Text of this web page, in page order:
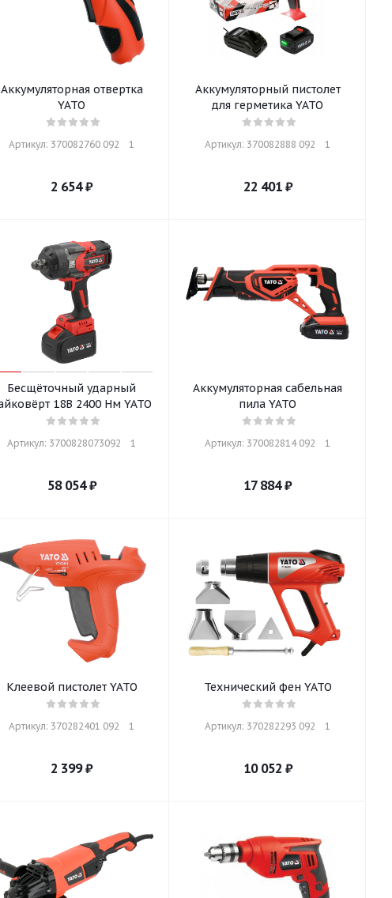
Аккумуляторная отвертка
YATO
Артикул: 370082760 092    1
2 654₽
Аккумуляторный пистолет
для герметика YATO
Артикул: 370082888 092    1
22 401₽
Бесщёточный ударный
гайковёрт 18В 2400 Нм YATO
Артикул: 3700828073092    1
58 054₽
Аккумуляторная сабельная
пила YATO
Артикул: 370082814 092    1
17 884₽
Клеевой пистолет YATO
Артикул: 370282401 092    1
2 399₽
Технический фен YATO
Артикул: 370282293 092    1
10 052 ₽